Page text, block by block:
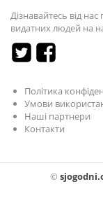
Дізнавайтесь від
видатних людей на
Політика
Умови
Наші партнери
Контакти
©